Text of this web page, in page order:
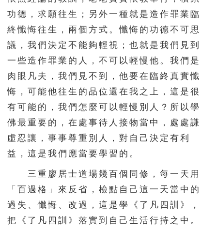
功德，求願往生；另外一種就是造作罪業臨
終懺悔往生，兩個方式。懺悔的功德不可思
議，我們決定不能夠輕視；也就是我們見到
一些造作罪業的人，不可以輕慢他。我們是
肉眼凡夫，我們見不到，他要在臨終真實懺
悔，可能他往生的品位還在我之上，這是很
有可能的，我們怎麼可以輕慢別人？所以學
佛最重要的，在處事待人接物當中，處處謙
虛忍讓，事事尊重別人，對自己決定有利
益，這是我們應當要學習的。
三重廖居士道場幾百個同修，每一天用
「百過格」來反省，檢點自己這一天當中的
過失、懺悔、改過，這是學《了凡四訓》，
把《了凡四訓》落實到自己生活行持之中。